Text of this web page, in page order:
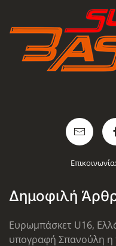
Επικοινωνία:
Δημοφιλή
Ευρωμπάσκετ U16,
υπογραφή Σπανούλη η